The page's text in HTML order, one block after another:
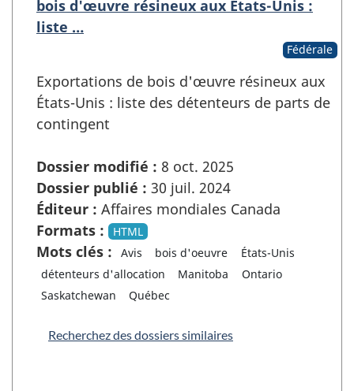
bois d'œuvre résineux aux États-Unis :
liste …
Fédérale
Exportations de bois d'œuvre résineux aux
États-Unis : liste des détenteurs de parts de
contingent
Dossier modifié : 8 oct. 2025
Dossier publié : 30 juil. 2024
Éditeur : Affaires mondiales Canada
Formats :
HTML
Mots clés : Avis bois d'oeuvre
États-Unis
détenteurs d'allocation
Manitoba
Ontario
Saskatchewan
Québec
Recherchez des dossiers similaires